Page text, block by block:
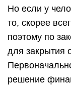
Но если у
то, скорее
поэтому по
для закрытия
решение